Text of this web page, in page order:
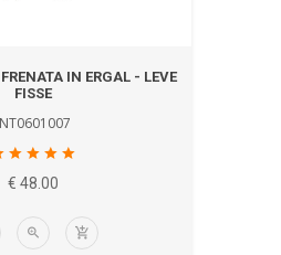
IN ERGAL - LEVE
FISSE
€ 48.00